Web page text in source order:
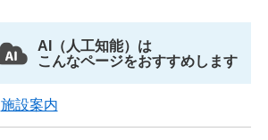
AI（人工知能）は
こんなページをおすすめします
施設案内